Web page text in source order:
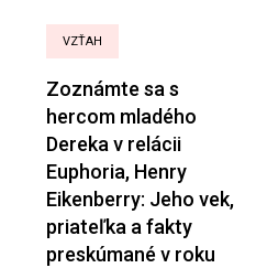
VZŤAH
Zoznámte sa s
hercom mladého
Dereka v relácii
Euphoria, Henry
Eikenberry: Jeho vek,
priateľka a fakty
preskúmané v roku